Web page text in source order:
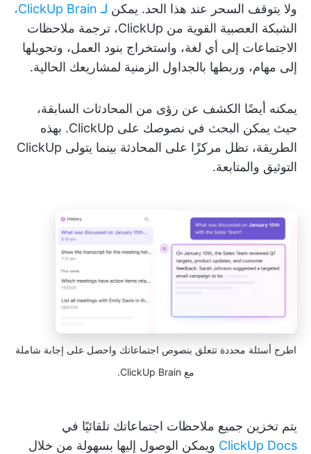
ولا يتوقف السحر عند هذا الحد. يمكن لـ ClickUp Brain،
الشبكة العصبية القوية من ClickUp، ترجمة ملاحظات
الاجتماعات إلى أي لغة، واستخراج بنود العمل، وتحويلها
إلى مهام، وربطها بالجداول الزمنية لمشاريعك الحالية.
يمكنه أيضًا الكشف عن رؤى من المحادثات السابقة،
حيث يمكن البحث في نصوصك على ClickUp. بهذه
الطريقة، تظل مركزًا على المحادثة بينما يتولى ClickUp
التوثيق والمتابعة.
اطرح أسئلة محددة تتعلق بنصوص اجتماعاتك واحصل على إجابة شاملة
مع ClickUp Brain.
يتم تخزين جميع ملاحظات اجتماعاتك تلقائيًا في
ClickUp Docs ويمكن الوصول إليها بسهولة من خلال